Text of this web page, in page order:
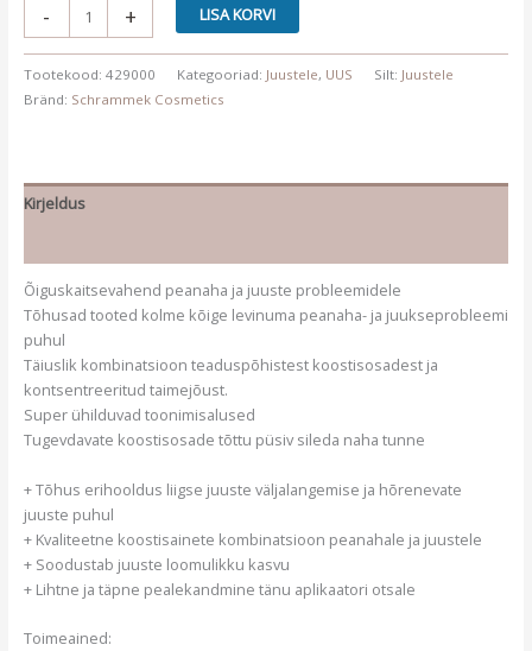
-
Tonic
kogus
+ LISA KORVI
Tootekood: 429000 Kategooriad: Juustele, UUS Silt: Juustele
Bränd: Schrammek Cosmetics
Kirjeldus
Õiguskaitsevahend peanaha ja juuste probleemidele
Tõhusad tooted kolme kõige levinuma peanaha- ja juukseprobleemi
puhul
Täiuslik kombinatsioon teaduspõhistest koostisosadest ja
kontsentreeritud taimejõust.
Super ühilduvad toonimisalused
Tugevdavate koostisosade tõttu püsiv sileda naha tunne
+ Tõhus erihooldus liigse juuste väljalangemise ja hõrenevate
juuste puhul
+ Kvaliteetne koostisainete kombinatsioon peanahale ja juustele
+ Soodustab juuste loomulikku kasvu
+ Lihtne ja täpne pealekandmine tänu aplikaatori otsale
Toimeained: